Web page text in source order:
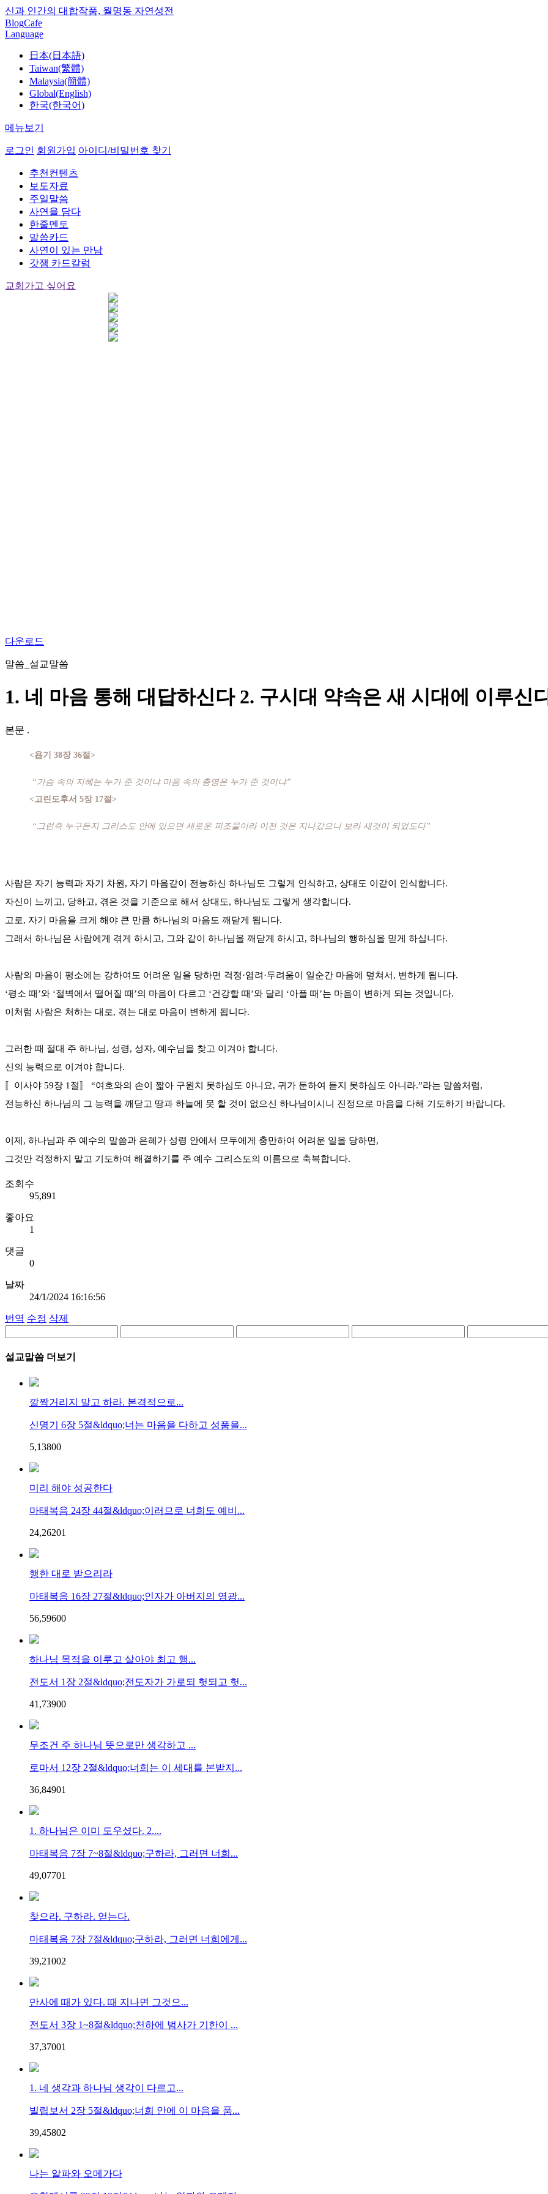
신과 인간의 대합작품, 월명동 자연성전
BlogCafe
Language
日本(日本語)
Taiwan(繁體)
Malaysia(簡體)
Global(English)
한국(한국어)
메뉴보기
로그인 회원가입 아이디/비밀번호 찾기
추천컨텐츠
보도자료
주일말씀
사연을 담다
한줄멘토
말씀카드
사연이 있는 만남
갓잼 카드칼럼
교회가고 싶어요
다운로드
말씀_설교말씀
1. 네 마음 통해 대답하신다 2. 구시대 약속은 새 시대에 이루신
본문 .
<욥기 38장 36절>
“가슴 속의 지혜는 누가 준 것이냐 마음 속의 총명은 누가 준 것이냐”
<고린도후서 5장 17절>
“그런즉 누구든지 그리스도 안에 있으면 새로운 피조물이라 이전 것은 지나갔으니 보라 새것이 되었도다”
사람은 자기 능력과 자기 차원, 자기 마음같이 전능하신 하나님도 그렇게 인식하고, 상대도 이같이 인식합니다.
자신이 느끼고, 당하고, 겪은 것을 기준으로 해서 상대도, 하나님도 그렇게 생각합니다.
고로, 자기 마음을 크게 해야 큰 만큼 하나님의 마음도 깨닫게 됩니다.
그래서 하나님은 사람에게 겪게 하시고, 그와 같이 하나님을 깨닫게 하시고, 하나님의 행하심을 믿게 하십니다.
사람의 마음이 평소에는 강하여도 어려운 일을 당하면 걱정·염려·두려움이 일순간 마음에 덮쳐서, 변하게 됩니다.
‘평소 때’와 ‘절벽에서 떨어질 때’의 마음이 다르고 ‘건강할 때’와 달리 ‘아플 때’는 마음이 변하게 되는 것입니다.
이처럼 사람은 처하는 대로, 겪는 대로 마음이 변하게 됩니다.
그러한 때 절대 주 하나님, 성령, 성자, 예수님을 찾고 이겨야 합니다.
신의 능력으로 이겨야 합니다.
〚이사야 59장 1절〛 “여호와의 손이 짧아 구원치 못하심도 아니요, 귀가 둔하여 듣지 못하심도 아니라.”라는 말씀처럼,
전능하신 하나님의 그 능력을 깨닫고 땅과 하늘에 못 할 것이 없으신 하나님이시니 진정으로 마음을 다해 기도하기 바랍니다.
이제, 하나님과 주 예수의 말씀과 은혜가 성령 안에서 모두에게 충만하여 어려운 일을 당하면,
그것만 걱정하지 말고 기도하여 해결하기를 주 예수 그리스도의 이름으로 축복합니다.
조회수
95,891
좋아요
1
댓글
0
날짜
24/1/2024 16:16:56
번역 수정 삭제
설교말씀 더보기
깔짝거리지 말고 하라. 본격적으로...
신명기 6장 5절&ldquo;너는 마음을 다하고 성품을...
5,13800
미리 해야 성공한다
마태복음 24장 44절&ldquo;이러므로 너희도 예비...
24,26201
행한 대로 받으리라
마태복음 16장 27절&ldquo;인자가 아버지의 영광...
56,59600
하나님 목적을 이루고 살아야 최고 행...
전도서 1장 2절&ldquo;전도자가 가로되 헛되고 헛...
41,73900
무조건 주 하나님 뜻으로만 생각하고 ...
로마서 12장 2절&ldquo;너희는 이 세대를 본받지...
36,84901
1. 하나님은 이미 도우셨다. 2....
마태복음 7장 7~8절&ldquo;구하라, 그러면 너희...
49,07701
찾으라. 구하라. 얻는다.
마태복음 7장 7절&ldquo;구하라, 그러면 너희에게...
39,21002
만사에 때가 있다. 때 지나면 그것으...
전도서 3장 1~8절&ldquo;천하에 범사가 기한이 ...
37,37001
1. 네 생각과 하나님 생각이 다르고...
빌립보서 2장 5절&ldquo;너희 안에 이 마음을 품...
39,45802
나는 알파와 오메가다